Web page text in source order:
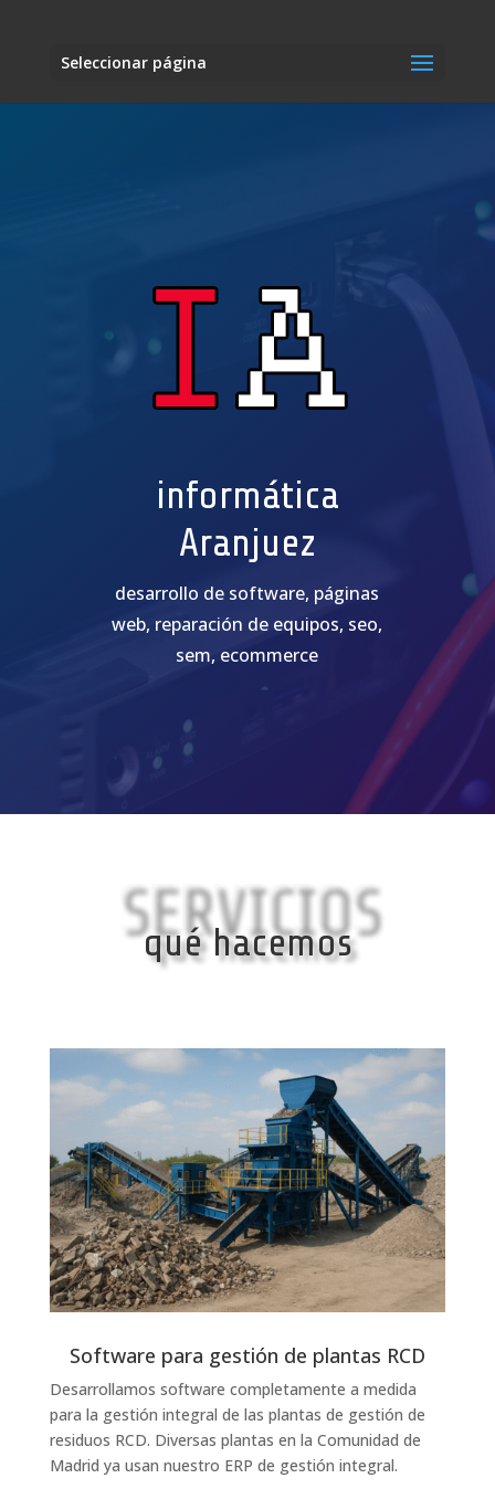
Seleccionar página
informática
Aranjuez
desarrollo de software, páginas
web, reparación de equipos, seo,
sem, ecommerce
SERVICIOS
qué hacemos
Software para gestión de plantas RCD
Desarrollamos software completamente a medida
para la gestión integral de las plantas de gestión de
residuos RCD. Diversas plantas en la Comunidad de
Madrid ya usan nuestro ERP de gestión integral.